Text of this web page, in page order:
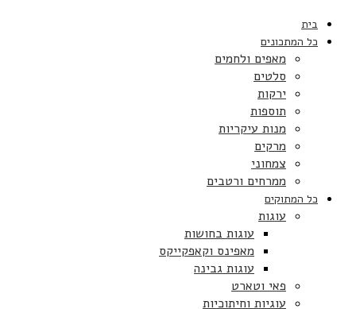
בית
כל המתכונים
מאפים ולחמים
סלטים
ירקות
תוספות
מנות עיקריות
מרקים
צמחוני
ממרחים ורטבים
כל המתוקים
עוגות
עוגות בחושות
מאפינס וקאפקייקס
עוגות גבינה
פאי וטארט
עוגיות וחיתוכיות